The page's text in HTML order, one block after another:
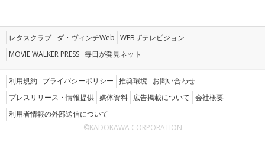
レタスクラブ ダ・ヴィンチWeb WEBザテレビジョン
MOVIE WALKER PRESS 毎日が発見ネット
利用規約 プライバシーポリシー 推奨環境 お問い合わせ
プレスリリース・情報提供 媒体資料 広告掲載について 会社概要
利用者情報の外部送信について
©KADOKAWA CORPORATION